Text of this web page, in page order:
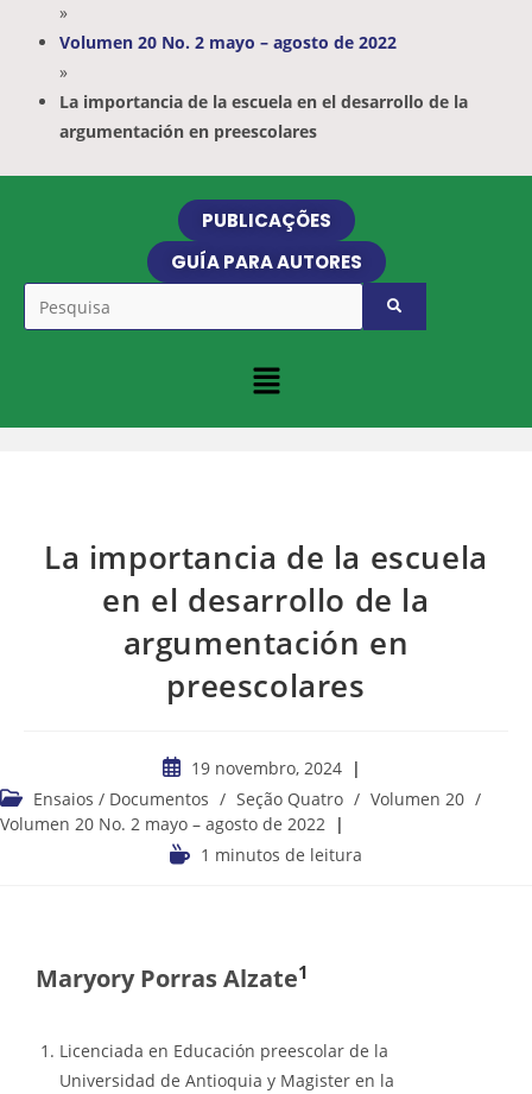
»
Volumen 20 No. 2 mayo – agosto de 2022
»
La importancia de la escuela en el desarrollo de la
argumentación en preescolares
PUBLICAÇÕES
GUÍA PARA AUTORES
La importancia de la escuela
en el desarrollo de la
argumentación en
preescolares
19 novembro, 2024
Ensaios / Documentos / Seção Quatro / Volumen 20 /
Volumen 20 No. 2 mayo – agosto de 2022
1 minutos de leitura
Maryory Porras Alzate1
Licenciada en Educación preescolar de la
Universidad de Antioquia y Magister en la